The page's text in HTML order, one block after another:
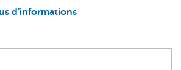
d’informations